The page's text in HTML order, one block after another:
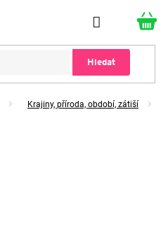
Hledat
Krajiny, příroda, období, zátiší